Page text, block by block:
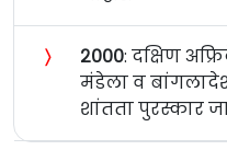
〉 २०००: दक्षिण
मंडेला व
शांतता पुरस्कार